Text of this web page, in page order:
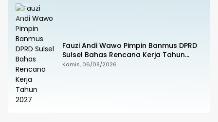
Fauzi Andi Wawo Pimpin Banmus DPRD
Sulsel Bahas Rencana Kerja Tahun
2027
Kamis, 06/08/2026